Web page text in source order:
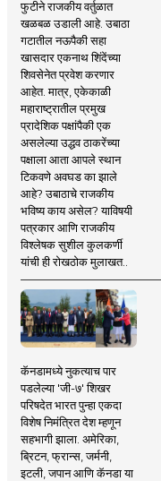
फुटीने राजकीय वर्तुळात
खळबळ उडाली आहे. उबाठा
गटातील नऊपैकी सहा
खासदार एकनाथ शिंदेंच्या
शिवसेनेत प्रवेश करणार
आहेत. मात्र, एकेकाळी
महाराष्ट्रातील प्रमुख
प्रादेशिक पक्षांपैकी एक
असलेल्या उद्धव ठाकरेंच्या
पक्षाला आता आपले स्थान
टिकवणे अवघड का झाले
आहे? उबाठाचे राजकीय
भविष्य काय असेल? याविषयी
पत्रकार आणि राजकीय
विश्लेषक सुशील कुलकर्णी
यांची ही रोखठोक मुलाखत..
कॅनडामध्ये नुकत्याच पार
पडलेल्या 'जी-७' शिखर
परिषदेत भारत पुन्हा एकदा
विशेष निमंत्रित देश म्हणून
सहभागी झाला. अमेरिका,
ब्रिटन, फ्रान्स, जर्मनी,
इटली, जपान आणि कॅनडा या